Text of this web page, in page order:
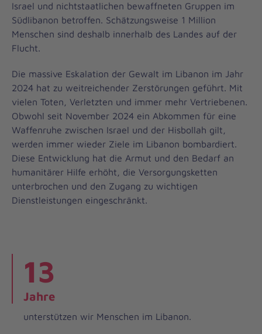
Israel und nichtstaatlichen bewaffneten Gruppen im
Südlibanon betroffen. Schätzungsweise 1 Million
Menschen sind deshalb innerhalb des Landes auf der
Flucht.
Die massive Eskalation der Gewalt im Libanon im Jahr
2024 hat zu weitreichender Zerstörungen geführt. Mit
vielen Toten, Verletzten und immer mehr Vertriebenen.
Obwohl seit November 2024 ein Abkommen für eine
Waffenruhe zwischen Israel und der Hisbollah gilt,
werden immer wieder Ziele im Libanon bombardiert.
Diese Entwicklung hat die Armut und den Bedarf an
humanitärer Hilfe erhöht, die Versorgungsketten
unterbrochen und den Zugang zu wichtigen
Dienstleistungen eingeschränkt.
13
Jahre
unterstützen wir Menschen im Libanon.